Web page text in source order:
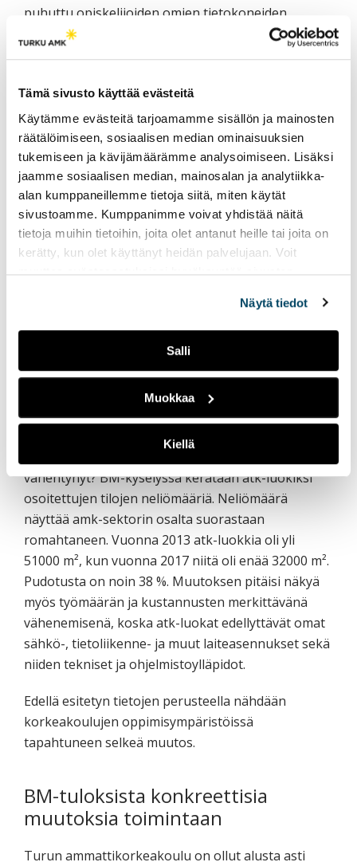
Tämä sivusto käyttää evästeitä
Käytämme evästeitä tarjoamamme sisällön ja mainosten
räätälöimiseen, sosiaalisen median ominaisuuksien
tukemiseen ja kävijämäärämme analysoimiseen. Lisäksi
jaamme sosiaalisen median, mainosalan ja analytiikka-
alan kumppaneillemme tietoja siitä, miten käytät
sivustoamme. Kumppanimme voivat yhdistää näitä
tietoja muihin tietoihin, joita olet antanut heille tai joita on
kerätty, kun olet käyttänyt heidän palvelujaan. Voit
muuttaa evästeasetuksiesi hyväksyntää sivuston
Näytä tiedot
Salli
Muokkaa
Kiellä
puhuttu opiskelijoiden omien tietokoneiden
käyttämisestä opetuksessa. Opiskelijoiden omien
tietokoneiden käyttö (BYOD, Bring Your Own
korkeakoulujen omia perinteisiä atk-luokkia. Tämä
kehitys näkyy amk-sektorilla 15 % vähennyksenä
20000 laitteesta 17200 laitteeseen v.2017. Sen
sijaan yo-sektorilla ei muutosta ole käytännössä
yhtään. Tosin laitemäärät ovat merkittävästi
vähäisemmät.
Kuvio 4: Atk-luokkien tilamäärän kehitys
vähentynyt? BM-kyselyssä kerätään atk-luokiksi
osoitettujen tilojen neliömääriä. Neliömäärä
näyttää amk-sektorin osalta suorastaan
romahtaneen. Vuonna 2013 atk-luokkia oli yli
51000 m², kun vuonna 2017 niitä oli enää 32000 m².
Pudotusta on noin 38 %. Muutoksen pitäisi näkyä
myös työmäärän ja kustannusten merkittävänä
vähenemisenä, koska atk-luokat edellyttävät omat
sähkö-, tietoliikenne- ja muut laiteasennukset sekä
niiden tekniset ja ohjelmistoylläpidot.
Edellä esitetyn tietojen perusteella nähdään
korkeakoulujen oppimisympäristöissä
tapahtuneen selkeä muutos.
BM-tuloksista konkreettisia
muutoksia toimintaan
Turun ammattikorkeakoulu on ollut alusta asti